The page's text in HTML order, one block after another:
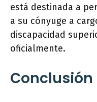
está destinada a
a su cónyuge a
discapacidad
oficialmente.
Conclusión